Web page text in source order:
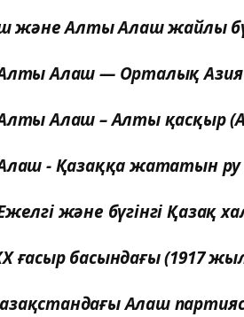
және Алты Алаш жайлы
Алаш — Орталық Азия
Алаш – Алты қасқыр
- Қазаққа жататын ру
және бүгінгі Қазақ
басындағы (1917
Алаш